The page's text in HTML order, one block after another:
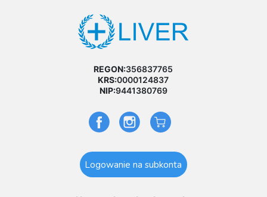
REGON:356837765
KRS:0000124837
NIP:9441380769
Logowanie na subkonta